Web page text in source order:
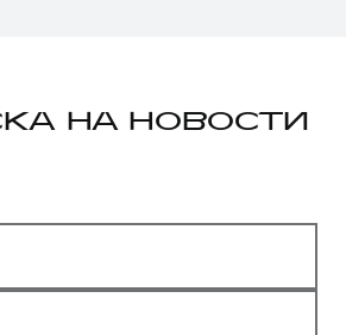
НА НОВОСТИ